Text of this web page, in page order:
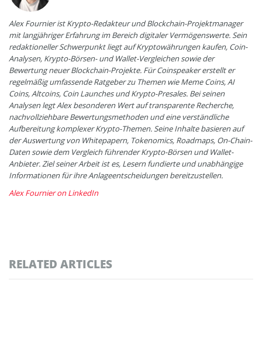
Alex Fournier ist Krypto-Redakteur und Blockchain-Projektmanager
mit langjähriger Erfahrung im Bereich digitaler Vermögenswerte. Sein
redaktioneller Schwerpunkt liegt auf Kryptowährungen kaufen, Coin-
Analysen, Krypto-Börsen- und Wallet-Vergleichen sowie der
Bewertung neuer Blockchain-Projekte. Für Coinspeaker erstellt er
regelmäßig umfassende Ratgeber zu Themen wie Meme Coins, AI
Coins, Altcoins, Coin Launches und Krypto-Presales. Bei seinen
Analysen legt Alex besonderen Wert auf transparente Recherche,
nachvollziehbare Bewertungsmethoden und eine verständliche
Aufbereitung komplexer Krypto-Themen. Seine Inhalte basieren auf
der Auswertung von Whitepapern, Tokenomics, Roadmaps, On-Chain-
Daten sowie dem Vergleich führender Krypto-Börsen und Wallet-
Anbieter. Ziel seiner Arbeit ist es, Lesern fundierte und unabhängige
Informationen für ihre Anlageentscheidungen bereitzustellen.
Alex Fournier on LinkedIn
RELATED ARTICLES